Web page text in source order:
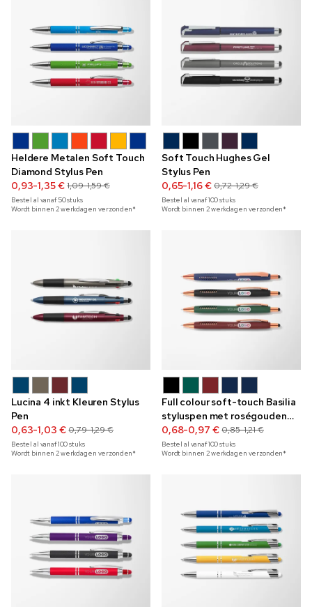
Heldere Metalen Soft Touch
Diamond Stylus Pen
0,93-1,35 € 1,09-1,59 €
Bestel al vanaf50stuks
Wordt binnen 2 werkdagen verzonden*
Soft Touch Hughes Gel
Stylus Pen
0,65-1,16 € 0,72-1,29 €
Bestel al vanaf100stuks
Wordt binnen 2 werkdagen verzonden*
Lucina 4 inkt Kleuren Stylus
Pen
0,63-1,03 € 0,79-1,29 €
Bestel al vanaf100stuks
Wordt binnen 2 werkdagen verzonden*
Full colour soft-touch Basilia
styluspen met roségouden
rand
0,68-0,97 € 0,85-1,21 €
Bestel al vanaf100stuks
Wordt binnen 2 werkdagen verzonden*